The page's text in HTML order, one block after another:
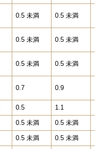
0.5 未満 0.5 未満
0.5 未満 0.5 未満
0.5 未満 0.5 未満
0.7 0.9
0.5 1.1
0.5 未満 0.5 未満
0.5 未満 0.5 未満